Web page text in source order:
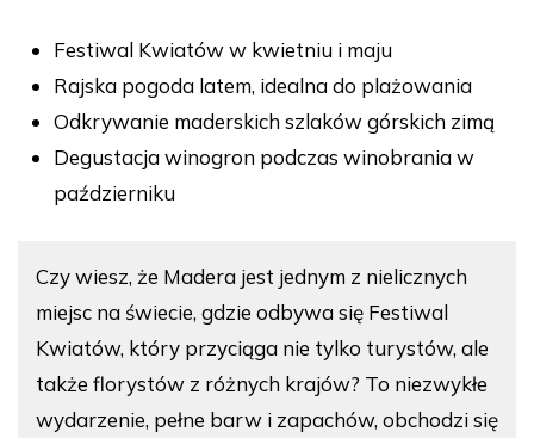
Festiwal Kwiatów w kwietniu i maju
Rajska pogoda latem, idealna do plażowania
Odkrywanie maderskich szlaków górskich zimą
Degustacja winogron podczas winobrania w
październiku
Czy wiesz, że Madera jest jednym z nielicznych
miejsc na świecie, gdzie odbywa się Festiwal
Kwiatów, który przyciąga nie tylko turystów, ale
także florystów z różnych krajów? To niezwykłe
wydarzenie, pełne barw i zapachów, obchodzi się